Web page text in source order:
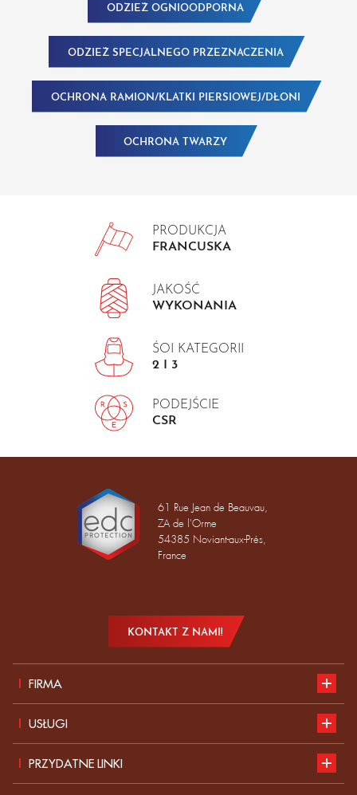
ODZIEŻ OGNIOODPORNA
ODZIEŻ SPECJALNEGO PRZEZNACZENIA
OCHRONA RAMION/KLATKI PIERSIOWEJ/DŁONI
OCHRONA TWARZY
PRODUKCJA
FRANCUSKA
JAKOŚĆ
WYKONANIA
ŚOI KATEGORII
2 I 3
PODEJŚCIE
CSR
61 Rue Jean de Beauvau,
ZA de l'Orme
54385 Noviant-aux-Prés,
France
KONTAKT Z NAMI!
FIRMA
Rozwój zrównoważony
USŁUGI
Normy dotyczące ŚOI
PRZYDATNE LINKI